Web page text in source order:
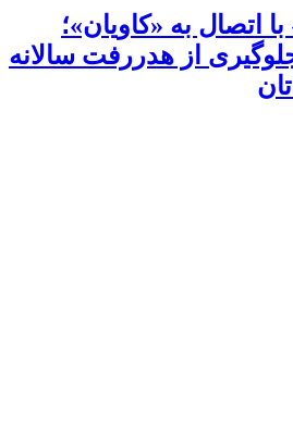
اتصال به «کاویان»؛
از هدررفت سالانه